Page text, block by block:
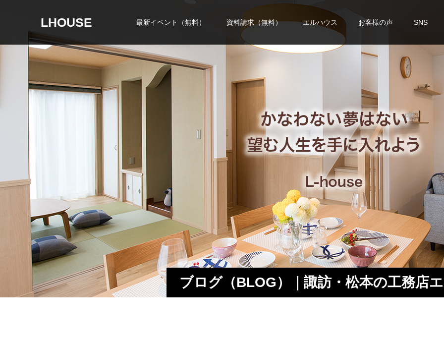
LHOUSE 最新イベント（無料） 資料請求（無料） エルハウス お客様の声 SNS
ブログ（BLOG）｜諏訪・松本の工務店